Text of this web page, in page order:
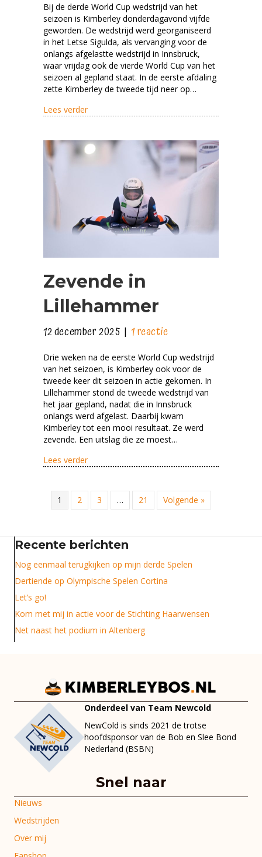
plaats
op
eerste
dag
in
Sigulda
Bij de derde World Cup wedstrijd van het
seizoen is Kimberley donderdagavond vijfde
geworden. De wedstrijd werd georganiseerd
in het Letse Sigulda, als vervanging voor de
onlangs afgelastte wedstrijd in Innsbruck,
waar vrijdag ook de vierde World Cup van het
seizoen al gepland staat. In de eerste afdaling
zette Kimberley de tweede tijd neer op…
Lees verderabout Vijfde plaats op eerste dag in Sigulda
Zevende in
Lillehammer
12 december 2025 | 1 reactie
Drie weken na de eerste World Cup wedstrijd
van het seizoen, is Kimberley ook voor de
tweede keer dit seizoen in actie gekomen. In
Lillehammer stond de tweede wedstrijd van
het jaar gepland, nadat die in Innsbruck
onlangs werd afgelast. Daarbij kwam
Kimberley tot een mooi resultaat. Ze werd
zevende. Een uitslag die ze moest…
Lees verderabout Zevende in Lillehammer
1 2 3 … 21 Volgende »
Recente berichten
Nog eenmaal terugkijken op mijn derde Spelen
Dertiende op Olympische Spelen Cortina
Let’s go!
Kom met mij in actie voor de Stichting Haarwensen
Net naast het podium in Altenberg
Onderdeel van Team Newcold
NewCold is sinds 2021 de trotse
hoofdsponsor van de Bob en Slee Bond
Nederland (BSBN)
Snel naar
Nieuws
Wedstrijden
Over mij